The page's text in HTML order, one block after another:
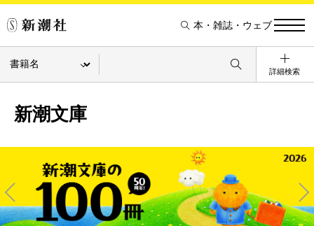
本・雑誌・ウェブ
詳細検索
新潮文庫
Pre
Ne